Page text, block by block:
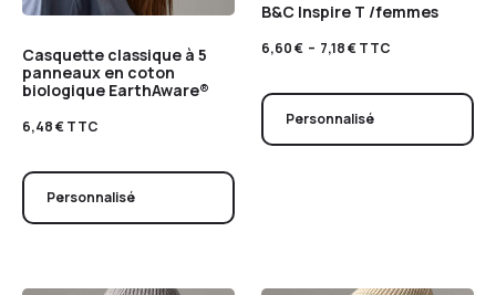
Casquette classique à 5
panneaux en coton
biologique EarthAware®
6,48€TTC
Personnalisé
B&C Inspire T /femmes
6,60€ – 7,18€TTC
Personnalisé